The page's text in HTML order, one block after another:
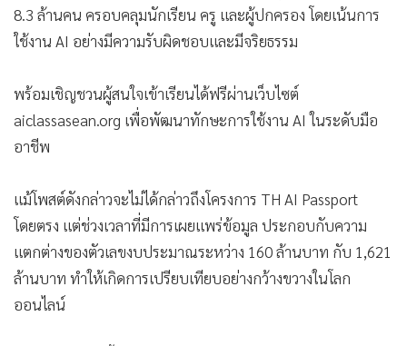
8.3 ล้านคน ครอบคลุมนักเรียน ครู และผู้ปกครอง โดยเน้นการ
ใช้งาน AI อย่างมีความรับผิดชอบและมีจริยธรรม
พร้อมเชิญชวนผู้สนใจเข้าเรียนได้ฟรีผ่านเว็บไซต์
aiclassasean.org เพื่อพัฒนาทักษะการใช้งาน AI ในระดับมือ
อาชีพ
แม้โพสต์ดังกล่าวจะไม่ได้กล่าวถึงโครงการ TH AI Passport
โดยตรง แต่ช่วงเวลาที่มีการเผยแพร่ข้อมูล ประกอบกับความ
แตกต่างของตัวเลขงบประมาณระหว่าง 160 ล้านบาท กับ 1,621
ล้านบาท ทำให้เกิดการเปรียบเทียบอย่างกว้างขวางในโลก
ออนไลน์